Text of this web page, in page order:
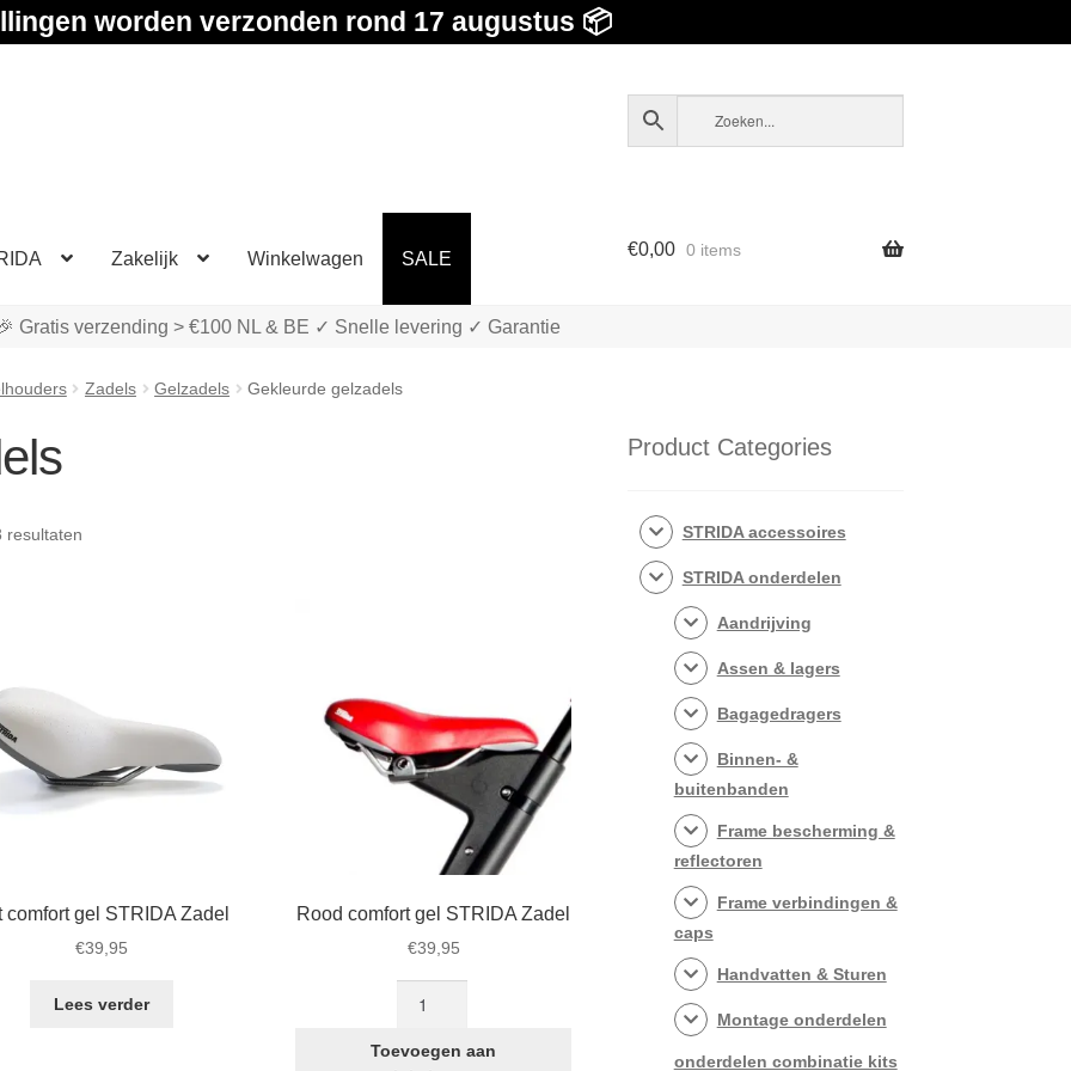
worden verzonden rond 17 augustus 📦
Zakelijk Winkelwagen SALE €0,00 0 items
Gratis verzending > €100 NL & BE ✓ Snelle levering ✓ Garantie
Zadels Gelzadels Gekleurde gelzadels
resultaten
comfort gel STRIDA Zadel
€39,95
Lees verder
Rood comfort gel STRIDA Zadel
€39,95
gel
Toevoegen aan
Product Categories
STRIDA accessoires
STRIDA onderdelen
Aandrijving
Assen & lagers
Bagagedragers
Binnen- &
buitenbanden
Frame bescherming &
reflectoren
Frame verbindingen &
caps
Handvatten & Sturen
Montage onderdelen
onderdelen combinatie kits